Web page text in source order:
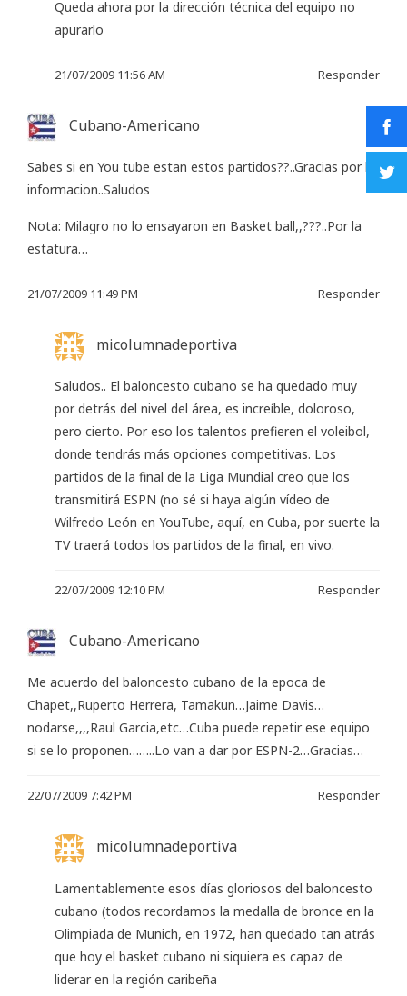
Queda ahora por la dirección técnica del equipo no
apurarlo
21/07/2009 11:56 AM Responder
Cubano-Americano
Sabes si en You tube estan estos partidos??..Gracias por la
informacion..Saludos
Nota: Milagro no lo ensayaron en Basket ball,,???..Por la
estatura…
21/07/2009 11:49 PM Responder
micolumnadeportiva
Saludos.. El baloncesto cubano se ha quedado muy
por detrás del nivel del área, es increíble, doloroso,
pero cierto. Por eso los talentos prefieren el voleibol,
donde tendrás más opciones competitivas. Los
partidos de la final de la Liga Mundial creo que los
transmitirá ESPN (no sé si haya algún vídeo de
Wilfredo León en YouTube, aquí, en Cuba, por suerte la
TV traerá todos los partidos de la final, en vivo.
22/07/2009 12:10 PM Responder
Cubano-Americano
Me acuerdo del baloncesto cubano de la epoca de
Chapet,,Ruperto Herrera, Tamakun…Jaime Davis…
nodarse,,,,Raul Garcia,etc…Cuba puede repetir ese equipo
si se lo proponen……..Lo van a dar por ESPN-2…Gracias…
22/07/2009 7:42 PM Responder
micolumnadeportiva
Lamentablemente esos días gloriosos del baloncesto
cubano (todos recordamos la medalla de bronce en la
Olimpiada de Munich, en 1972, han quedado tan atrás
que hoy el basket cubano ni siquiera es capaz de
liderar en la región caribeña